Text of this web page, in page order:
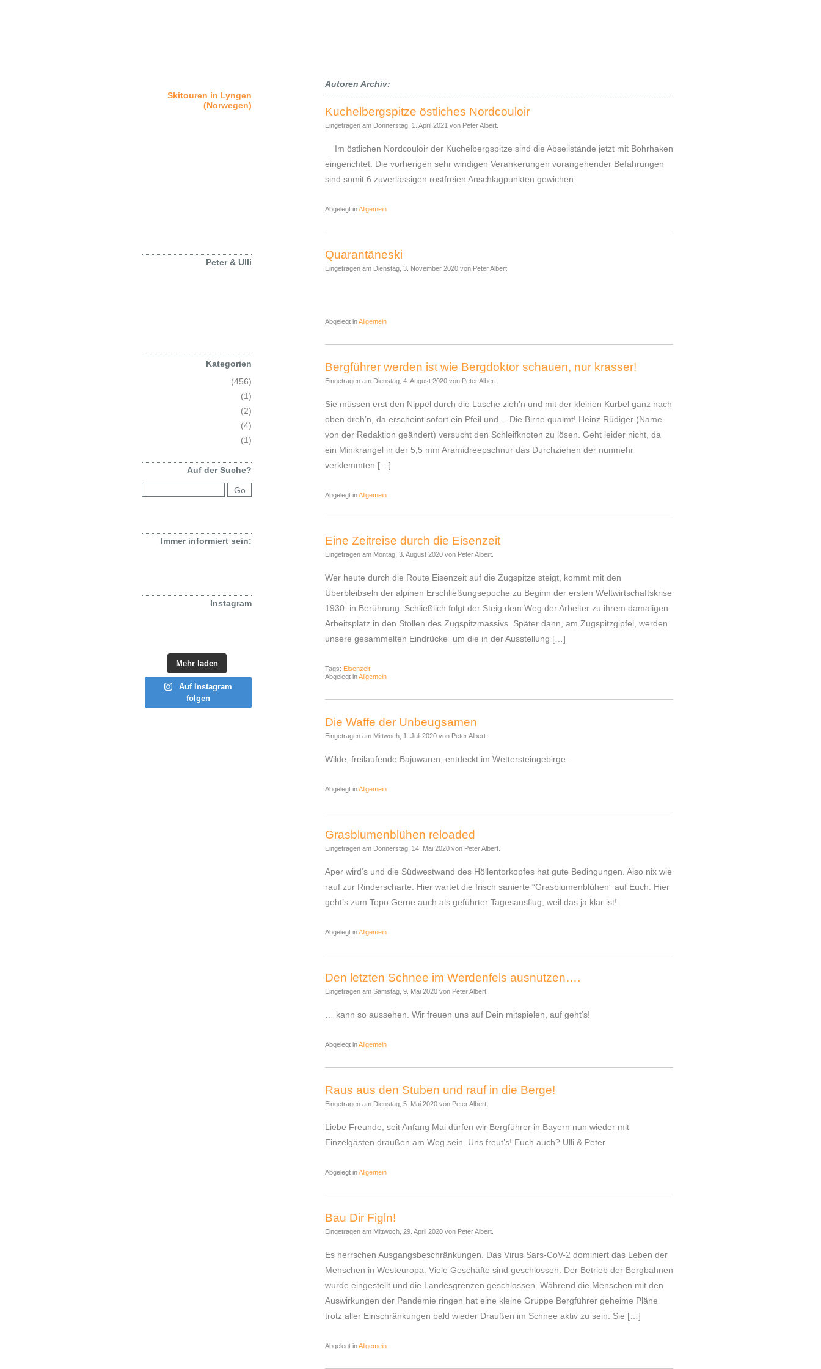
Skitouren in Lyngen
(Norwegen)
Peter & Ulli
Kategorien
(456)
(1)
(2)
(4)
(1)
Auf der Suche?
Immer informiert sein:
Instagram
Mehr laden
Auf Instagram
folgen
Autoren Archiv:
Kuchelbergspitze östliches Nordcouloir
Eingetragen am Donnerstag, 1. April 2021 von Peter Albert.
Im östlichen Nordcouloir der Kuchelbergspitze sind die Abseilstände jetzt mit Bohrhaken
eingerichtet. Die vorherigen sehr windigen Verankerungen vorangehender Befahrungen
sind somit 6 zuverlässigen rostfreien Anschlagpunkten gewichen.
Abgelegt inAllgemein
Quarantäneski
Eingetragen am Dienstag, 3. November 2020 von Peter Albert.
Abgelegt inAllgemein
Bergführer werden ist wie Bergdoktor schauen, nur krasser!
Eingetragen am Dienstag, 4. August 2020 von Peter Albert.
Sie müssen erst den Nippel durch die Lasche zieh’n und mit der kleinen Kurbel ganz nach
oben dreh’n, da erscheint sofort ein Pfeil und… Die Birne qualmt! Heinz Rüdiger (Name
von der Redaktion geändert) versucht den Schleifknoten zu lösen. Geht leider nicht, da
ein Minikrangel in der 5,5 mm Aramidreepschnur das Durchziehen der nunmehr
verklemmten […]
Abgelegt inAllgemein
Eine Zeitreise durch die Eisenzeit
Eingetragen am Montag, 3. August 2020 von Peter Albert.
Wer heute durch die Route Eisenzeit auf die Zugspitze steigt, kommt mit den
Überbleibseln der alpinen Erschließungsepoche zu Beginn der ersten Weltwirtschaftskrise
1930 in Berührung. Schließlich folgt der Steig dem Weg der Arbeiter zu ihrem damaligen
Arbeitsplatz in den Stollen des Zugspitzmassivs. Später dann, am Zugspitzgipfel, werden
unsere gesammelten Eindrücke um die in der Ausstellung […]
Tags: Eisenzeit
Abgelegt inAllgemein
Die Waffe der Unbeugsamen
Eingetragen am Mittwoch, 1. Juli 2020 von Peter Albert.
Wilde, freilaufende Bajuwaren, entdeckt im Wettersteingebirge.
Abgelegt inAllgemein
Grasblumenblühen reloaded
Eingetragen am Donnerstag, 14. Mai 2020 von Peter Albert.
Aper wird’s und die Südwestwand des Höllentorkopfes hat gute Bedingungen. Also nix wie
rauf zur Rinderscharte. Hier wartet die frisch sanierte “Grasblumenblühen” auf Euch. Hier
geht’s zum Topo Gerne auch als geführter Tagesausflug, weil das ja klar ist!
Abgelegt inAllgemein
Den letzten Schnee im Werdenfels ausnutzen….
Eingetragen am Samstag, 9. Mai 2020 von Peter Albert.
… kann so aussehen. Wir freuen uns auf Dein mitspielen, auf geht’s!
Abgelegt inAllgemein
Raus aus den Stuben und rauf in die Berge!
Eingetragen am Dienstag, 5. Mai 2020 von Peter Albert.
Liebe Freunde, seit Anfang Mai dürfen wir Bergführer in Bayern nun wieder mit
Einzelgästen draußen am Weg sein. Uns freut’s! Euch auch? Ulli & Peter
Abgelegt inAllgemein
Bau Dir Figln!
Eingetragen am Mittwoch, 29. April 2020 von Peter Albert.
Es herrschen Ausgangsbeschränkungen. Das Virus Sars-CoV-2 dominiert das Leben der
Menschen in Westeuropa. Viele Geschäfte sind geschlossen. Der Betrieb der Bergbahnen
wurde eingestellt und die Landesgrenzen geschlossen. Während die Menschen mit den
Auswirkungen der Pandemie ringen hat eine kleine Gruppe Bergführer geheime Pläne
trotz aller Einschränkungen bald wieder Draußen im Schnee aktiv zu sein. Sie […]
Abgelegt inAllgemein